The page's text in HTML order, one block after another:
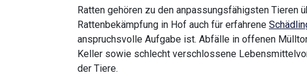
Ratten gehören zu den anpassungsfähigsten Tieren
Rattenbekämpfung in Hof auch für erfahrene
anspruchsvolle Aufgabe ist. Abfälle in offenen
Keller sowie schlecht verschlossene
der Tiere.